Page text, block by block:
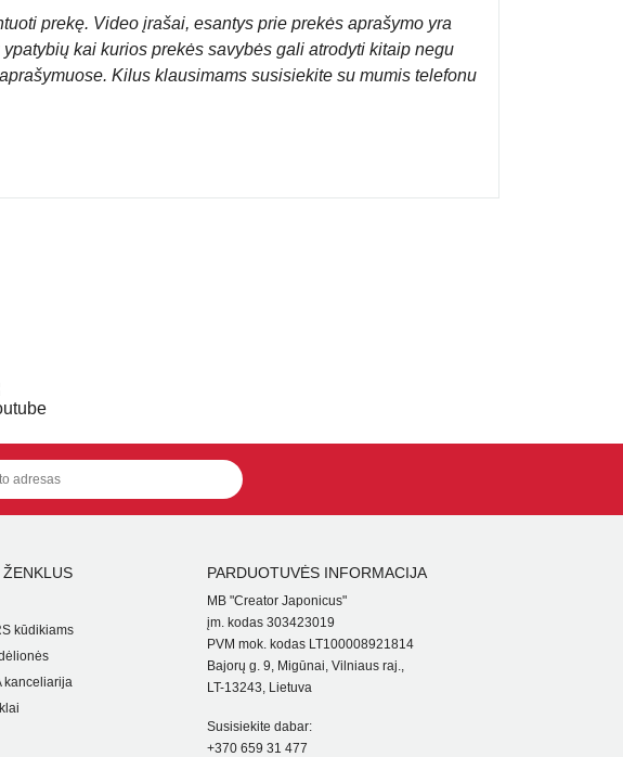
prekę. Video įrašai, esantys prie prekės aprašymo yra
kai kurios prekės savybės gali atrodyti kitaip negu
Kilus klausimams susisiekite su mumis telefonu
kūdikiams
kanceliarija
PARDUOTUVĖS INFORMACIJA
MB "Creator Japonicus"
įm. kodas 303423019
PVM mok. kodas LT100008921814
Bajorų g. 9, Migūnai, Vilniaus raj.,
LT-13243, Lietuva
Susisiekite dabar:
+370 659 31 477